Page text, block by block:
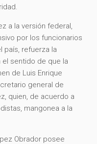
a la versión federal,
por los funcionarios
país, refuerza la
el sentido de que la
de Luis Enrique
general de
quien, de acuerdo a
mangonea a la
Obrador posee